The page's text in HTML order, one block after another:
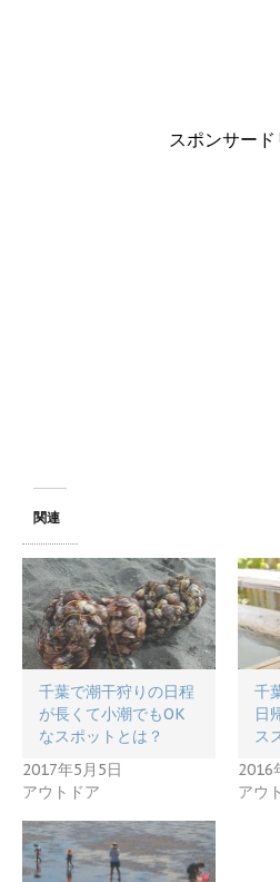
スポンサード
関連
千葉で潮干狩りの日程
が長くて小潮でもOK
なスポットとは？
2017年5月5日
アウトドア
千
日
ス
2016
アウ